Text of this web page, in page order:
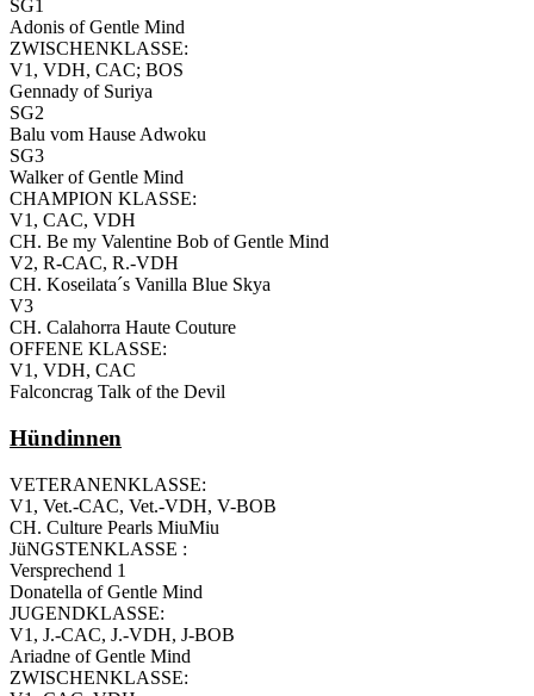
SG1
Adonis of Gentle Mind
ZWISCHENKLASSE:
V1, VDH, CAC; BOS
Gennady of Suriya
SG2
Balu vom Hause Adwoku
SG3
Walker of Gentle Mind
CHAMPION KLASSE:
V1, CAC, VDH
CH. Be my Valentine Bob of Gentle Mind
V2, R-CAC, R.-VDH
CH. Koseilata´s Vanilla Blue Skya
V3
CH. Calahorra Haute Couture
OFFENE KLASSE:
V1, VDH, CAC
Falconcrag Talk of the Devil
Hündinnen
VETERANENKLASSE:
V1, Vet.-CAC, Vet.-VDH, V-BOB
CH. Culture Pearls MiuMiu
JüNGSTENKLASSE :
Versprechend 1
Donatella of Gentle Mind
JUGENDKLASSE:
V1, J.-CAC, J.-VDH, J-BOB
Ariadne of Gentle Mind
ZWISCHENKLASSE: